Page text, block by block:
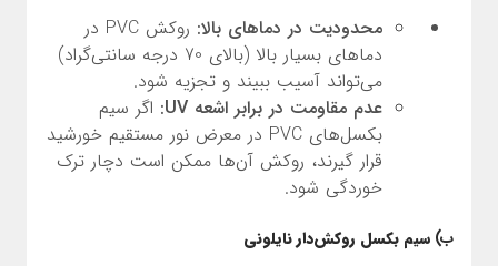
محدودیت در دماهای بالا:
روکش PVC در
دماهای بسیار بالا (بالای 70 درجه سانتی‌گراد)
می‌تواند آسیب ببیند و تجزیه شود.
عدم مقاومت در برابر اشعه UV:
اگر سیم
بکسل‌های PVC در معرض نور مستقیم خورشید
قرار گیرند، روکش آن‌ها ممکن است دچار ترک
خوردگی شود.
ب) سیم بکسل روکش‌دار نایلونی